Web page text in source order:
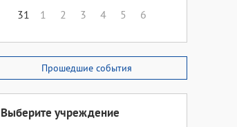
31
1 2 3 4 5 6
Прошедшие события
Выберите учреждение